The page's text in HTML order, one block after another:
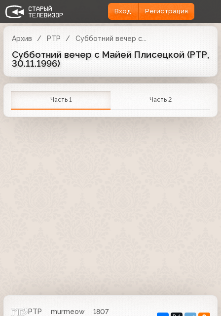
Вход Регистрация
Архив РТР Субботний вечер с...
Субботний вечер с Майей Плисецкой (РТР,
30.11.1996)
Часть 1 Часть 2
РТР murmeow
1807